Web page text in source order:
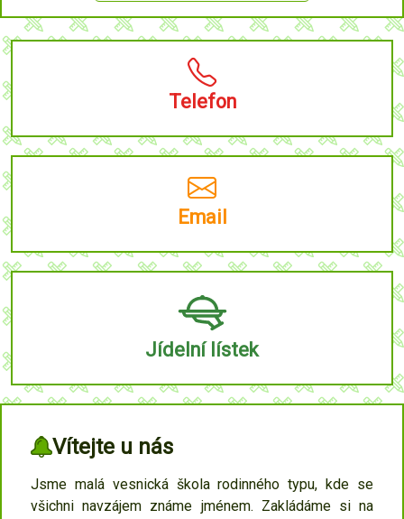
Telefon
Email
Jídelní lístek
Vítejte u nás
Jsme malá vesnická škola rodinného typu, kde se
všichni navzájem známe jménem. Zakládáme si na